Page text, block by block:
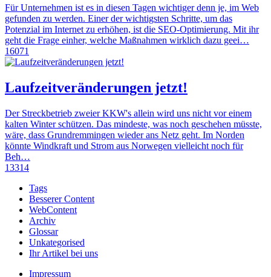
Für Unternehmen ist es in diesen Tagen wichtiger denn je, im Web
gefunden zu werden. Einer der wichtigsten Schritte, um das
Potenzial im Internet zu erhöhen, ist die SEO-Optimierung. Mit ihr
geht die Frage einher, welche Maßnahmen wirklich dazu geei…
16071
Laufzeitveränderungen jetzt!
Der Streckbetrieb zweier KKW's allein wird uns nicht vor einem
kalten Winter schützen. Das mindeste, was noch geschehen müsste,
wäre, dass Grundremmingen wieder ans Netz geht. Im Norden
könnte Windkraft und Strom aus Norwegen vielleicht noch für
Beh…
13314
Tags
Besserer Content
WebContent
Archiv
Glossar
Unkategorised
Ihr Artikel bei uns
Impressum